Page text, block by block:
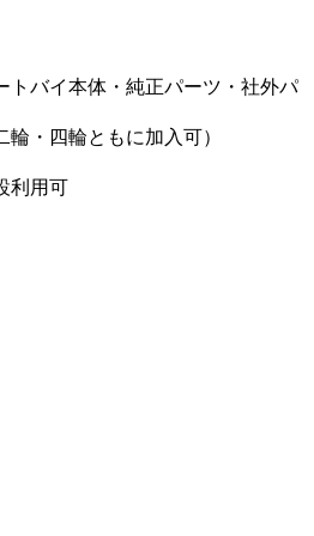
トバイ本体・純正パーツ・社外パ
・四輪ともに加入可）
利用可